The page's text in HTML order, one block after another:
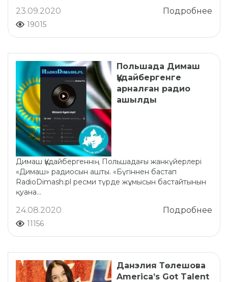
Подробнее
23.09.2020
19015
Польшада Димаш
Құдайбергенге
арналған радио
ашылды
Димаш Құдайбергеннің Польшадағы жанкүйерлері
«Димаш» радиосын ашты. «Бүгіннен бастап
RadioDimash.pl ресми түрде жұмысын бастайтынын
қуана...
Подробнее
24.08.2020
11156
Данэлия Төлешова
America’s Got Talent